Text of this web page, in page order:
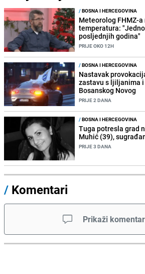
/BOSNA I HERCEGOVINA
Meteorolog FHMZ-
temperatura:
posljednjih godina"
PRIJE OKO 12H
/BOSNA I HERCEGOVINA
Nastavak
zastavu s ljiljanima
Bosanskog Novog
PRIJE 2 DANA
/BOSNA I HERCEGOVINA
Tuga potresla grad
Muhić (39),
PRIJE 3 DANA
/ Komentari
Prikaži